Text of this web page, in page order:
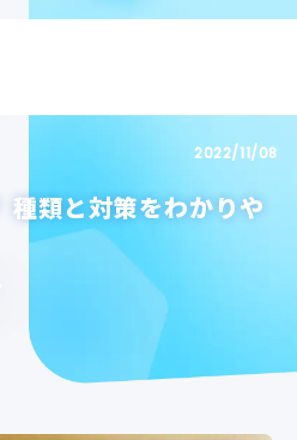
2022/11/08
種類と対策をわかりや